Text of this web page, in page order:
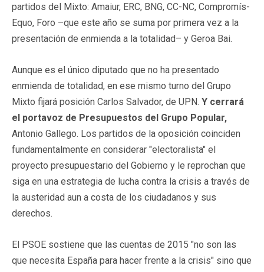
partidos del Mixto: Amaiur, ERC, BNG, CC-NC, Compromís-
Equo, Foro –que este año se suma por primera vez a la
presentación de enmienda a la totalidad– y Geroa Bai.
Aunque es el único diputado que no ha presentado
enmienda de totalidad, en ese mismo turno del Grupo
Mixto fijará posición Carlos Salvador, de UPN. Y cerrará
el portavoz de Presupuestos del Grupo Popular,
Antonio Gallego. Los partidos de la oposición coinciden
fundamentalmente en considerar "electoralista" el
proyecto presupuestario del Gobierno y le reprochan que
siga en una estrategia de lucha contra la crisis a través de
la austeridad aun a costa de los ciudadanos y sus
derechos.
El PSOE sostiene que las cuentas de 2015 "no son las
que necesita España para hacer frente a la crisis" sino que